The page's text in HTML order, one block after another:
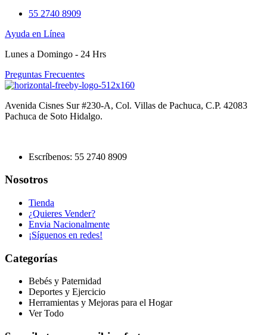
55 2740 8909
Ayuda en Línea
Lunes a Domingo - 24 Hrs
Preguntas Frecuentes
Avenida Cisnes Sur #230-A, Col. Villas de Pachuca, C.P. 42083
Pachuca de Soto Hidalgo.
Escríbenos: 55 2740 8909
Nosotros
Tienda
¿Quieres Vender?
Envia Nacionalmente
¡Síguenos en redes!
Categorías
Bebés y Paternidad
Deportes y Ejercicio
Herramientas y Mejoras para el Hogar
Ver Todo